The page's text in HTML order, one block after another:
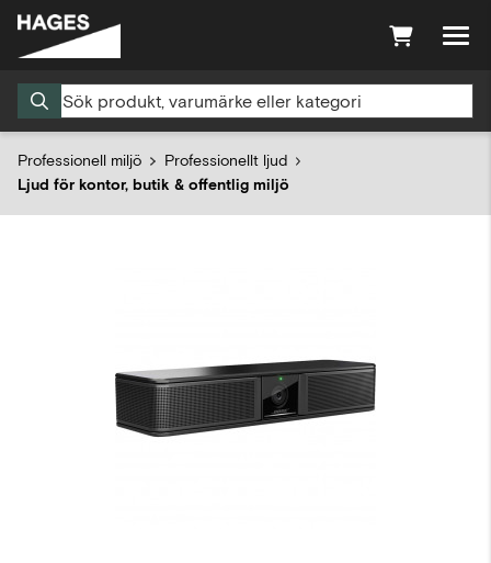
Professionell miljö
Professionellt ljud
Ljud för kontor, butik & offentlig miljö